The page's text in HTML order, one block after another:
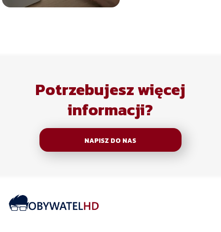
Potrzebujesz więcej
informacji?
NAPISZ DO NAS